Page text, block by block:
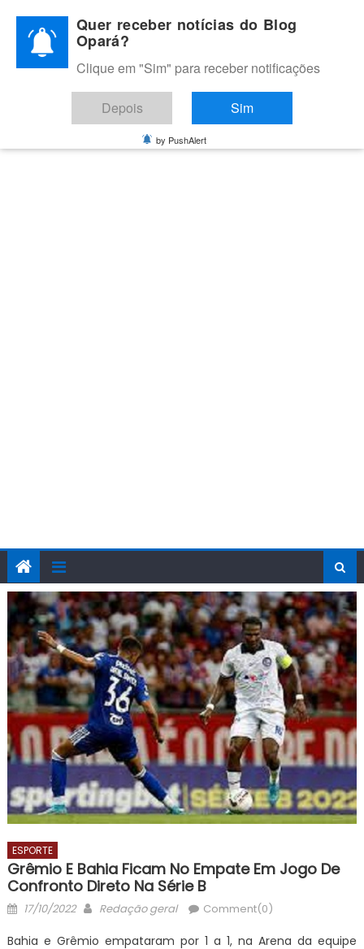
content
BLOG OPARÁ
Melhores notícias de Juazeiro, Petrolina e do Vale do São
Francisco
ESPORTE
Grêmio E Bahia Ficam No Empate Em Jogo De
Confronto Direto Na Série B
Posted
17/10/2022 Author
Redação geral Comment(0)
Bahia e Grêmio empataram por 1 a 1, na Arena da equipe
Quer receber notícias do Blog
Opará?
Clique em "Sim" para receber notificações
Depois Sim
by PushAlert